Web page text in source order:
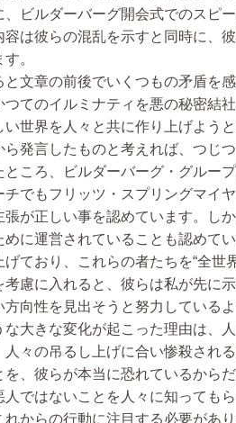
、ビルダーバーグ開会式でのスピ
容は彼らの混乱を示すと同時に、
。
文章の前後でいくつもの矛盾を
つてのイルミナティを悪の秘密結
い世界を人々と共に作り上げよう
ら発言したものと考えれば、つじつ
ころ、ビルダーバーグ・グルー
チでもフリッツ・スプリングマイ
張が正しい事を認めています。し
めに運営されていることも認めて
げており、これらの者たちを“全世
考慮に入れると、彼らは私が先に
方向性を見出そうと努力しているよ
大きな変化が起こった理由は、
人々の吊るし上げに合い惨殺され
を、彼らが本当に恐れているから
人ではないことを人々に知っても
からの行動に注目する必要があ